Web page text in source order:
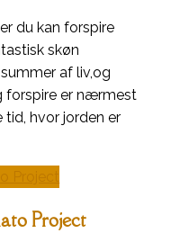
du kan forspire
skøn
af liv,og
forspire er nærmest
tid, hvor jorden er
Project